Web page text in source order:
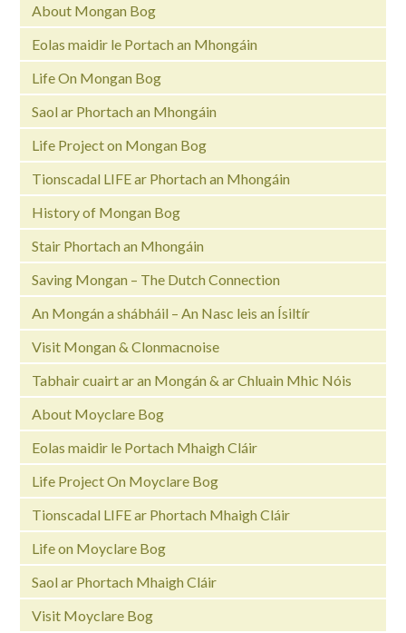
About Mongan Bog
Eolas maidir le Portach an Mhongáin
Life On Mongan Bog
Saol ar Phortach an Mhongáin
Life Project on Mongan Bog
Tionscadal LIFE ar Phortach an Mhongáin
History of Mongan Bog
Stair Phortach an Mhongáin
Saving Mongan – The Dutch Connection
An Mongán a shábháil – An Nasc leis an Ísiltír
Visit Mongan & Clonmacnoise
Tabhair cuairt ar an Mongán & ar Chluain Mhic Nóis
About Moyclare Bog
Eolas maidir le Portach Mhaigh Cláir
Life Project On Moyclare Bog
Tionscadal LIFE ar Phortach Mhaigh Cláir
Life on Moyclare Bog
Saol ar Phortach Mhaigh Cláir
Visit Moyclare Bog